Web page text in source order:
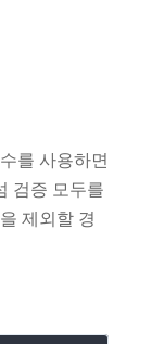
를 사용하면
검증 모두를
제외할 경